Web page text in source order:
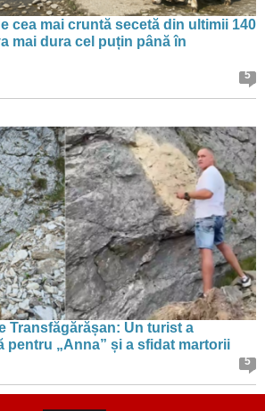
cea mai cruntă secetă din ultimii 140
mai dura cel puțin până în
5
Transfăgărășan: Un turist a
pentru „Anna” și a sfidat martorii
5